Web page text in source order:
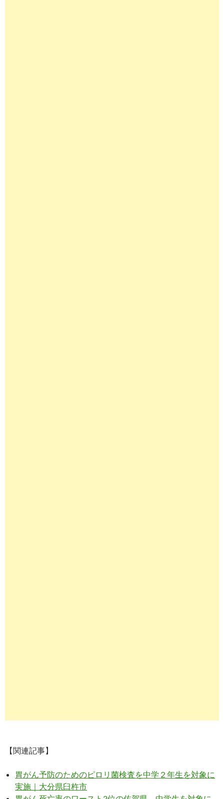
【関連記事】
胃がん予防のためのピロリ菌検査を中学２年生を対象に
実施｜大分県臼杵市